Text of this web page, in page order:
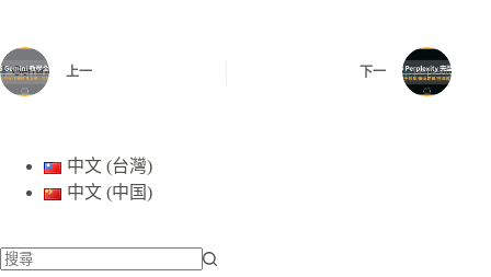
上一 下一
中文 (台灣)
中文 (中国)